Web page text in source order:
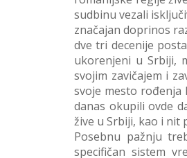
sudbinu vezali
značajan doprinos
dve tri decenije
ukorenjeni u Srbiji,
svojim zavičajem i
svoje mesto rođenja
danas okupili ovde
žive u Srbiji, kao i nit
Posebnu pažnju
specifičan sistem